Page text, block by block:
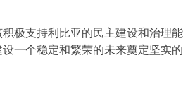
极支持利比亚的民主建设和治理能
一个稳定和繁荣的未来奠定坚实的